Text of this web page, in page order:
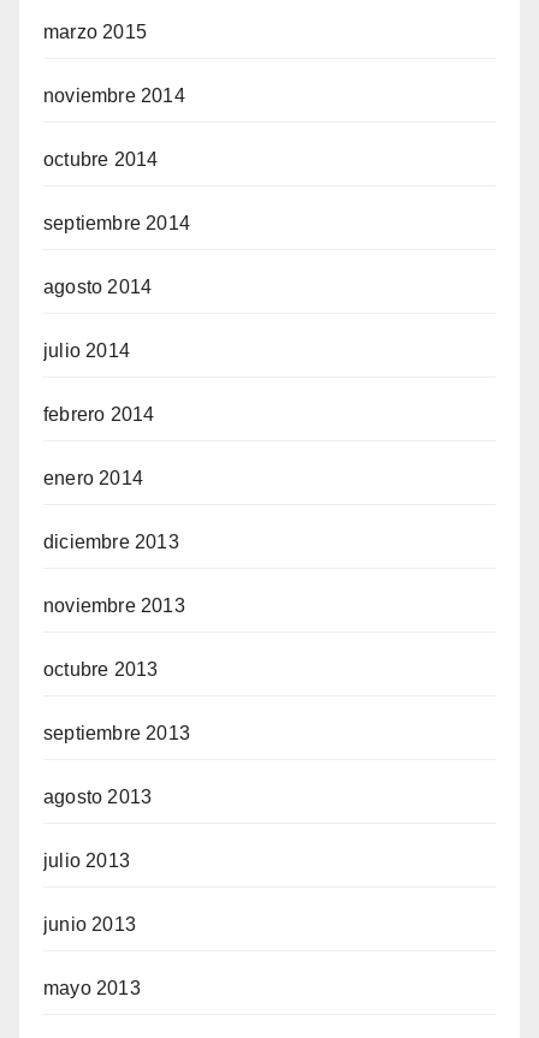
marzo 2015
noviembre 2014
octubre 2014
septiembre 2014
agosto 2014
julio 2014
febrero 2014
enero 2014
diciembre 2013
noviembre 2013
octubre 2013
septiembre 2013
agosto 2013
julio 2013
junio 2013
mayo 2013